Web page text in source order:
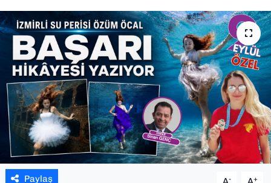
Paylaş - +
YAŞAM
YEREL YÖNETİMLER